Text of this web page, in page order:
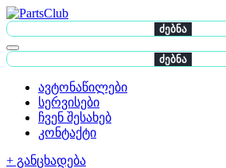
ძებნა
ძებნა
ავტონაწილები
სერვისები
ჩვენ შესახებ
კონტაქტი
+ განცხადება